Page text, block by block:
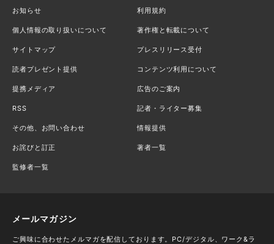
お知らせ 利用規約
個人情報の取り扱いについて 著作権と転載について
サイトマップ プレスリリース受付
読者プレゼント提供 コンテンツ利用について
提携メディア 広告のご案内
RSS 記者・ライター募集
その他、お問い合わせ 情報提供
お詫びと訂正 著者一覧
監修者一覧
メールマガジン
ご興味に合わせたメルマガを配信しております。PC/デジタル、ワーク&ラ